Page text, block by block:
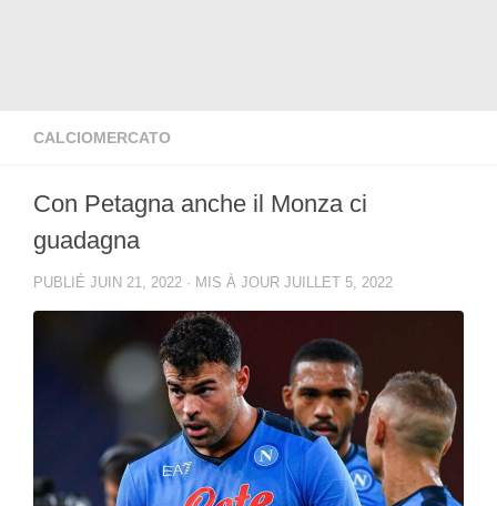
CALCIOMERCATO
Con Petagna anche il Monza ci
guadagna
PUBLIÉ JUIN 21, 2022 · MIS À JOUR JUILLET 5, 2022